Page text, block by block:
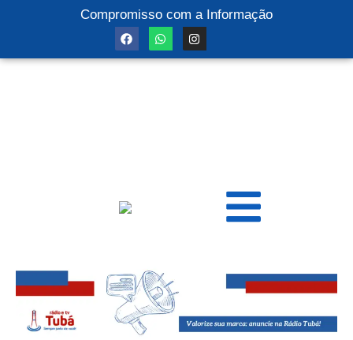
Compromisso com a Informação